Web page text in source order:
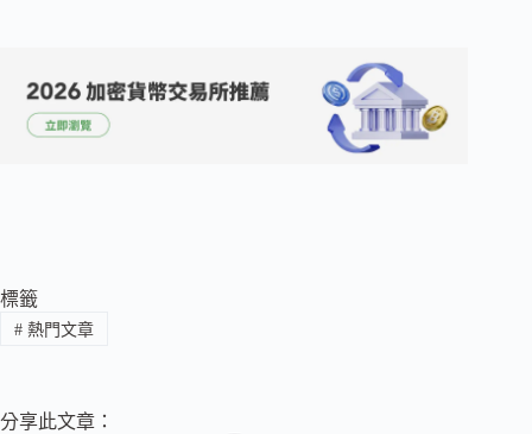
標籤
#熱門文章
分享此文章：